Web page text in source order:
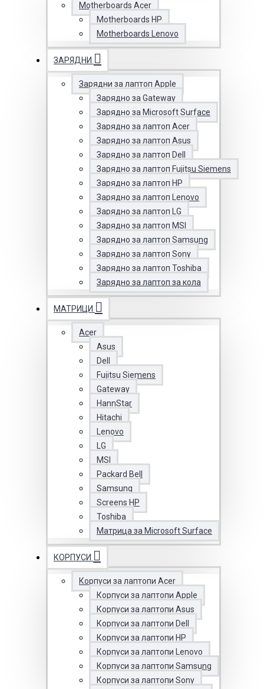
Motherboards Acer
Motherboards HP
Motherboards Lenovo
ЗАРЯДНИ
Зарядни за лаптоп Apple
Зарядно за Gateway
Зарядно за Microsoft Surface
Зарядно за лаптоп Acer
Зарядно за лаптоп Asus
Зарядно за лаптоп Dell
Зарядно за лаптоп Fujitsu Siemens
Зарядно за лаптоп HP
Зарядно за лаптоп Lenovo
Зарядно за лаптоп LG
Зарядно за лаптоп MSI
Зарядно за лаптоп Samsung
Зарядно за лаптоп Sony
Зарядно за лаптоп Toshiba
Зарядно за лаптоп за кола
МАТРИЦИ
Acer
Asus
Dell
Fujitsu Siemens
Gateway
HannStar
Hitachi
Lenovo
LG
MSI
Packard Bell
Samsung
Screens HP
Toshiba
Матрица за Microsoft Surface
КОРПУСИ
Корпуси за лаптопи Acer
Корпуси за лаптопи Apple
Корпуси за лаптопи Asus
Корпуси за лаптопи Dell
Корпуси за лаптопи HP
Корпуси за лаптопи Lenovo
Корпуси за лаптопи Samsung
Корпуси за лаптопи Sony